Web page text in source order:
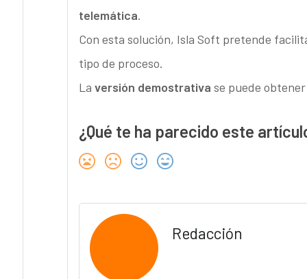
telemática.
Con esta solución, Isla Soft pretende
tipo de proceso.
La versión demostrativa se puede
¿Qué te ha parecido este
Redacción